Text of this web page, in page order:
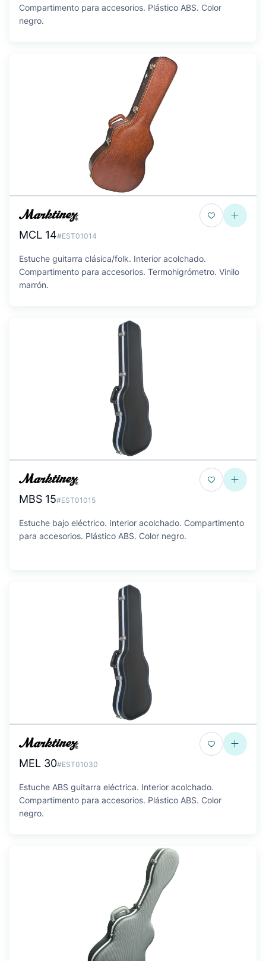
Compartimento para accesorios. Plástico ABS. Color
negro.
MCL 14#EST01014
Estuche guitarra clásica/folk. Interior acolchado.
Compartimento para accesorios. Termohigrómetro. Vinilo
marrón.
MBS 15#EST01015
Estuche bajo eléctrico. Interior acolchado. Compartimento
para accesorios. Plástico ABS. Color negro.
MEL 30#EST01030
Estuche ABS guitarra eléctrica. Interior acolchado.
Compartimento para accesorios. Plástico ABS. Color
negro.